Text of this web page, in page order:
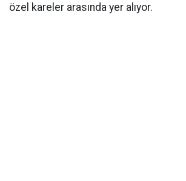
özel kareler arasında yer alıyor.